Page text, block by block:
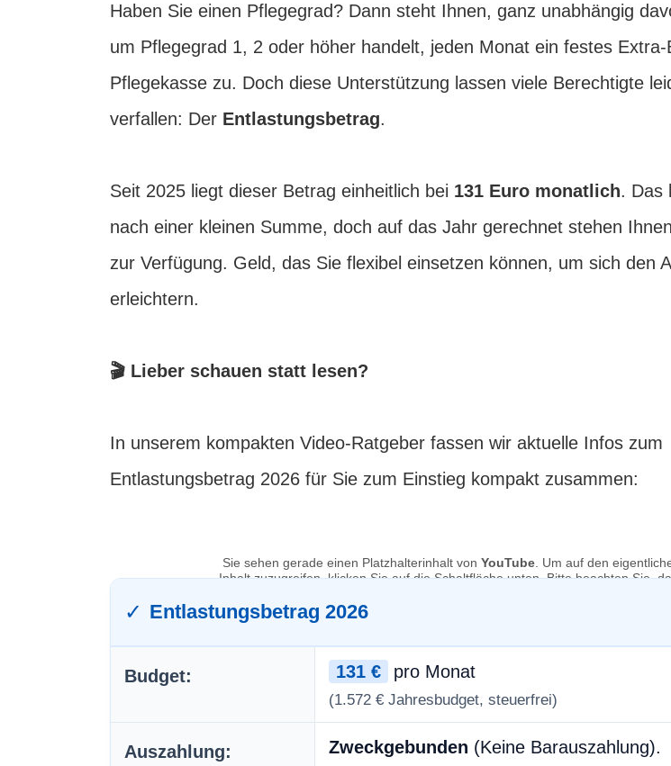
Haben Sie einen Pflegegrad? Dann steht Ihnen, ganz unabhängig
um Pflegegrad 1, 2 oder höher handelt, jeden Monat ein festes
Pflegekasse zu. Doch diese Unterstützung lassen viele Berechtigte
verfallen: Der Entlastungsbetrag.
Seit 2025 liegt dieser Betrag einheitlich bei 131 Euro monatlich. Das
nach einer kleinen Summe, doch auf das Jahr gerechnet stehen Ihnen
zur Verfügung. Geld, das Sie flexibel einsetzen können, um sich den
erleichtern.
🎬 Lieber schauen statt lesen?
In unserem kompakten Video-Ratgeber fassen wir aktuelle Infos zum
Entlastungsbetrag 2026 für Sie zum Einstieg kompakt zusammen:
Sie sehen gerade einen Platzhalterinhalt von YouTube. Um auf den
Inhalt zuzugreifen, klicken Sie auf die Schaltfläche unten. Bitte beachten Sie,
Inhalt entsperren
Erforderlichen Service akzeptieren und Inhalte entsperren
✓ Entlastungsbetrag 2026
Budget: 131 € pro Monat
(1.572 € Jahresbudget, steuerfrei)
Auszahlung: Zweckgebunden (Keine Barauszahlung).